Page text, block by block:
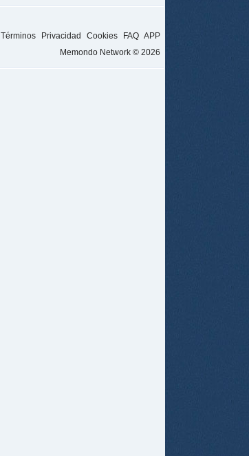
Términos Privacidad Cookies FAQ APP
Memondo Network © 2026